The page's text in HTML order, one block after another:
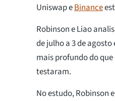
Uniswap eBinance
Robinson e Liao
de julho a 3 de
mais profundo do
testaram.
No estudo, Robinson